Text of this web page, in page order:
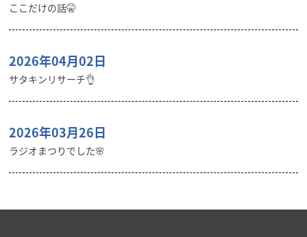
ここだけの話🤫
2026年04月02日
サタキンリサーチ👌
2026年03月26日
ラジオまつりでした🌸